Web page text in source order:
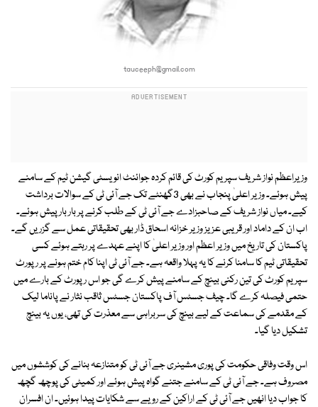
tauceeph@gmail.com
وزیراعظم نواز شریف سپریم کورٹ کی قائم کردہ جوائنٹ انویسٹی گیشن ٹیم کے سامنے
پیش ہوئے۔ وزیر اعلیٰ پنجاب نے بھی 3گھنٹے تک جے آئی ٹی کے سوالات برداشت
کیے۔ میاں نواز شریف کے صاحبزادے جے آئی ٹی کے طلب کرنے پر بار بار پیش ہوئے۔
اب ان کے داماد اور قریبی عزیز وزیر خزانہ اسحاق ڈار بھی تحقیقاتی عمل سے گزریں گے۔
پاکستان کی تاریخ میں وزیر اعظم اور وزیر اعلیٰ کا اپنے عہدے پر رہتے ہوئے کسی
تحقیقاتی ٹیم کا سامنا کرنے کا یہ پہلا واقعہ ہے۔ جے آئی ٹی اپنا کام ختم ہونے پر رپورٹ
سپریم کورٹ کی تین رکنی بینچ کے سامنے پیش کرے گی جو اس رپورٹ کے بارے میں
حتمی فیصلہ کرے گا۔ چیف جسٹس آف پاکستان جسٹس ثاقب نثار نے پاناما لیک
کے مقدمے کی سماعت کے لیے بینچ کی سربراہی سے معذرت کی تھی، یوں یہ بینچ
تشکیل دیا گیا۔
اس وقت وفاقی حکومت کی پوری مشینری جے آئی ٹی کو متنازعہ بنانے کی کوششوں میں
مصروف ہے۔ جے آئی ٹی کے سامنے جتنے گواہ پیش ہوئے اور کمیٹی کی پوچھ گچھ
کا جواب دیا انھیں جے آئی ٹی کے اراکین کے رویے سے شکایات پیدا ہوئیں۔ ان افسران